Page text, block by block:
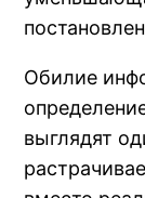
Обилие
выглядят